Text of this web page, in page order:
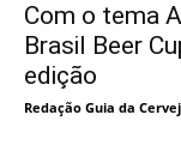
Com o tema
Brasil Beer
edição
Redação Guia da